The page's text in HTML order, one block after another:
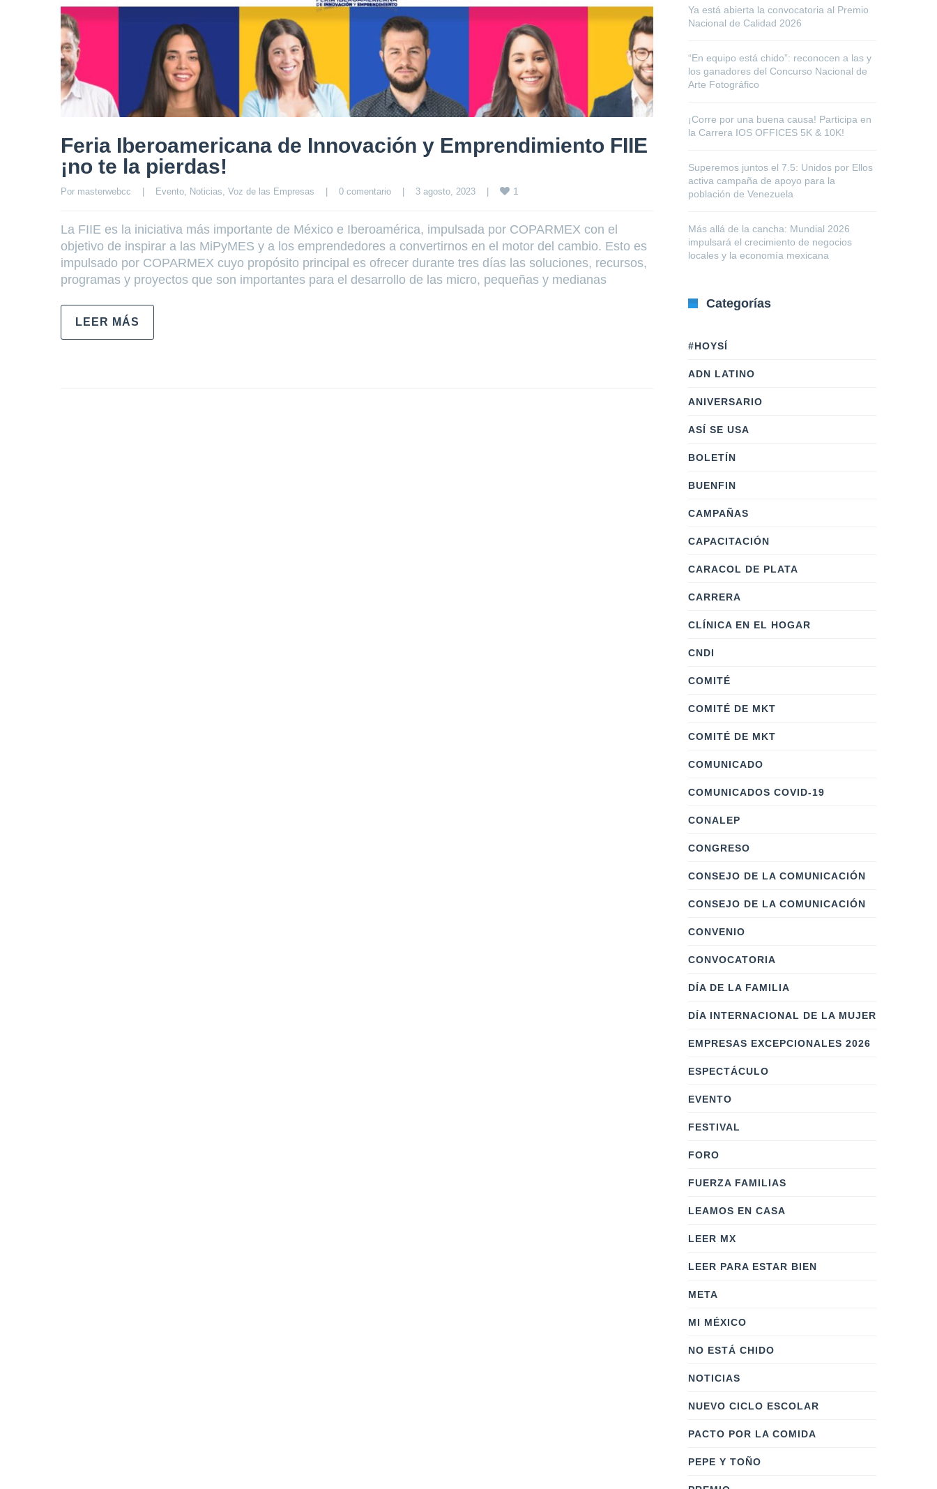
Feria Iberoamericana de Innovación y Emprendimiento FIIE
¡no te la pierdas!
Por masterwebcc Evento, Noticias, Voz de las Empresas 0 comentario 3 agosto, 2023 1
La FIIE es la iniciativa más importante de México e Iberoamérica, impulsada por COPARMEX con el
objetivo de inspirar a las MiPyMES y a los emprendedores a convertirnos en el motor del cambio. Esto es
impulsado por COPARMEX cuyo propósito principal es ofrecer durante tres días las soluciones, recursos,
programas y proyectos que son importantes para el desarrollo de las micro, pequeñas y medianas
LEER MÁS
Ya está abierta la convocatoria al Premio
Nacional de Calidad 2026
“En equipo está chido”: reconocen a las y
los ganadores del Concurso Nacional de
Arte Fotográfico
¡Corre por una buena causa! Participa en
la Carrera IOS OFFICES 5K & 10K!
Superemos juntos el 7.5: Unidos por Ellos
activa campaña de apoyo para la
población de Venezuela
Más allá de la cancha: Mundial 2026
impulsará el crecimiento de negocios
locales y la economía mexicana
Categorías
#HOYSÍ
ADN LATINO
ANIVERSARIO
ASÍ SE USA
BOLETÍN
BUENFIN
CAMPAÑAS
CAPACITACIÓN
CARACOL DE PLATA
CARRERA
CLÍNICA EN EL HOGAR
CNDI
COMITÉ
COMITÉ DE MKT
COMITÉ DE MKT
COMUNICADO
COMUNICADOS COVID-19
CONALEP
CONGRESO
CONSEJO DE LA COMUNICACIÓN
CONSEJO DE LA COMUNICACIÓN
CONVENIO
CONVOCATORIA
DÍA DE LA FAMILIA
DÍA INTERNACIONAL DE LA MUJER
EMPRESAS EXCEPCIONALES 2026
ESPECTÁCULO
EVENTO
FESTIVAL
FORO
FUERZA FAMILIAS
LEAMOS EN CASA
LEER MX
LEER PARA ESTAR BIEN
META
MI MÉXICO
NO ESTÁ CHIDO
NOTICIAS
NUEVO CICLO ESCOLAR
PACTO POR LA COMIDA
PEPE Y TOÑO